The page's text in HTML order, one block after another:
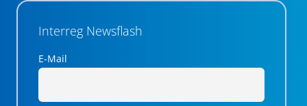
Interreg Newsflash
E-Mail